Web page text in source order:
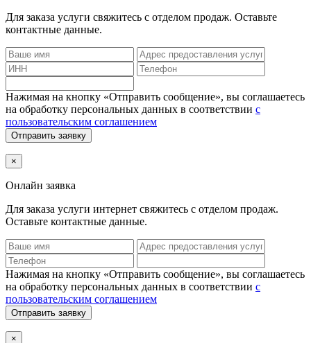
Для заказа услуги свяжитесь с отделом продаж. Оставьте
контактные данные.
Нажимая на кнопку «Отправить сообщение», вы соглашаетесь
на обработку персональных данных в соответствии с
пользовательским соглашением
Отправить заявку
×
Онлайн заявка
Для заказа услуги интернет свяжитесь с отделом продаж.
Оставьте контактные данные.
Нажимая на кнопку «Отправить сообщение», вы соглашаетесь
на обработку персональных данных в соответствии с
пользовательским соглашением
Отправить заявку
×